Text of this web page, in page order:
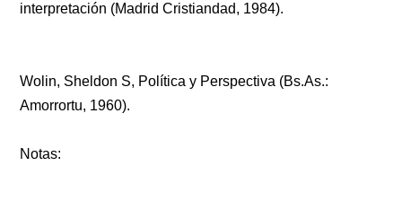
interpretación (Madrid Cristiandad, 1984).
Wolin, Sheldon S, Política y Perspectiva (Bs.As.:
Amorrortu, 1960).
Notas: